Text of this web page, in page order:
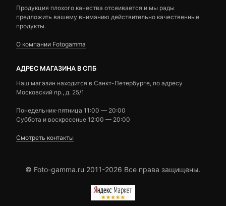
Продукция плохого качества отсеивается и мы рады
предложить вашему вниманию действительно качественные
продукты.
О компании Fotogamma
АДРЕС МАГАЗИНА В СПБ
Наш магазин находится в Санкт-Петербурге, по адресу
Московский пр., д. 25/1
Понедельник-пятница 11:00 — 20:00
Суббота и воскресенье 12:00 — 20:00
Смотреть контакты
© Foto-gamma.ru 2011-2026 Все права защищены.